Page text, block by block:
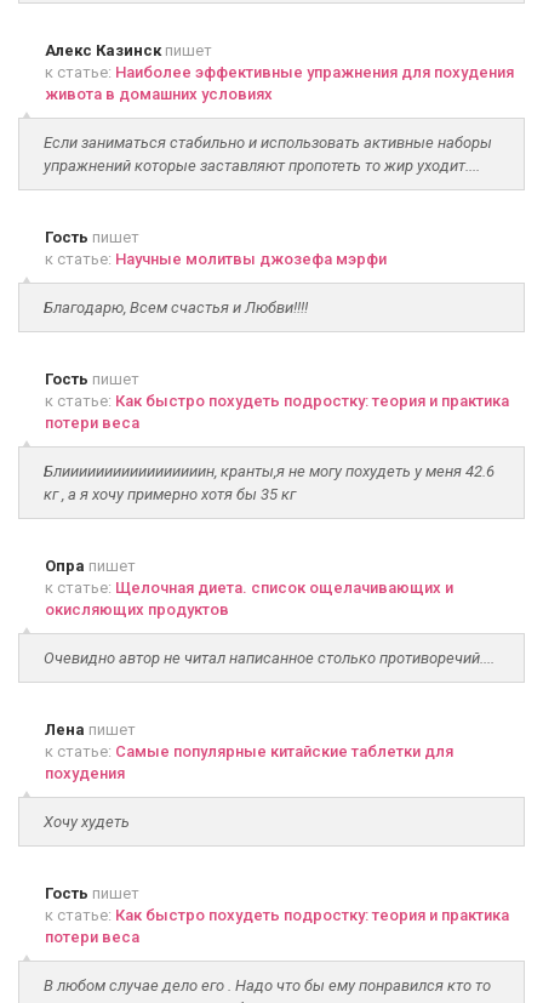
Алекс Казинскпишет
к статье: Наиболее эффективные упражнения для похудения
живота в домашних условиях
Если заниматься стабильно и использовать активные наборы
упражнений которые заставляют пропотеть то жир уходит....
Гость пишет
к статье: Научные молитвы джозефа мэрфи
Благодарю, Всем счастья и Любви!!!!
Гость пишет
к статье: Как быстро похудеть подростку: теория и практика
потери веса
Блииииииииииииииииин, кранты,я не могу похудеть у меня 42.6
кг , а я хочу примерно хотя бы 35 кг
Опра пишет
к статье: Щелочная диета. список ощелачивающих и
окисляющих продуктов
Очевидно автор не читал написанное столько противоречий....
Лена пишет
к статье: Самые популярные китайские таблетки для
похудения
Хочу худеть
Гость пишет
к статье: Как быстро похудеть подростку: теория и практика
потери веса
В любом случае дело его . Надо что бы ему понравился кто то